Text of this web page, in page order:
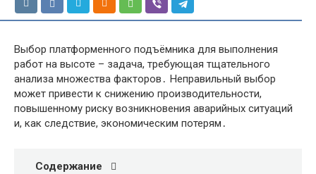
Выбор платформенного подъёмника для выполнения
работ на высоте – задача, требующая тщательного
анализа множества факторов․ Неправильный выбор
может привести к снижению производительности,
повышенному риску возникновения аварийных ситуаций
и, как следствие, экономическим потерям․
Содержание